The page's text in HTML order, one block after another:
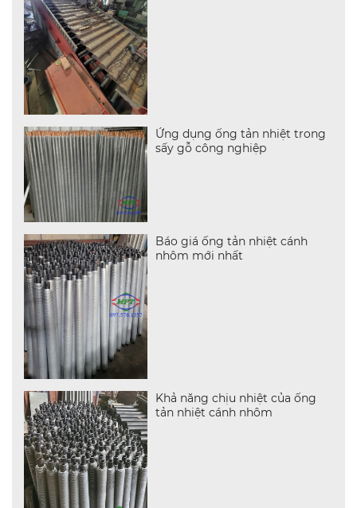
Ứng dụng ống tản nhiệt trong
sấy gỗ công nghiệp
Báo giá ống tản nhiệt cánh
nhôm mới nhất
Khả năng chịu nhiệt của ống
tản nhiệt cánh nhôm